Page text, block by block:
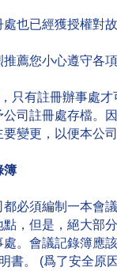
處也已經獲授權對
推薦您小心遵守各
只有註冊辦事處
公司註冊處存檔。
要變更，以便本公
簿
都必須編制一本會
點，但是，絕大部
處。會議記錄簿應
書。 (爲了安全原